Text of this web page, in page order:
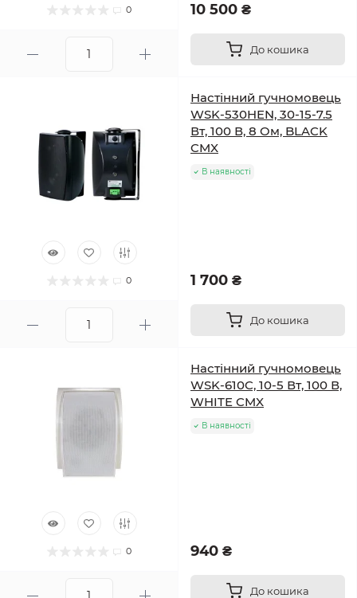
0 10 500 ₴
До кошика
0
Настінний гучномовець
WSK-530HEN, 30-15-7.5
Вт, 100 В, 8 Oм, BLACK
CMX
В наявності
1 700 ₴
До кошика
0
Настінний гучномовець
WSK-610C, 10-5 Вт, 100 В,
WHITE CMX
В наявності
940 ₴
До кошика